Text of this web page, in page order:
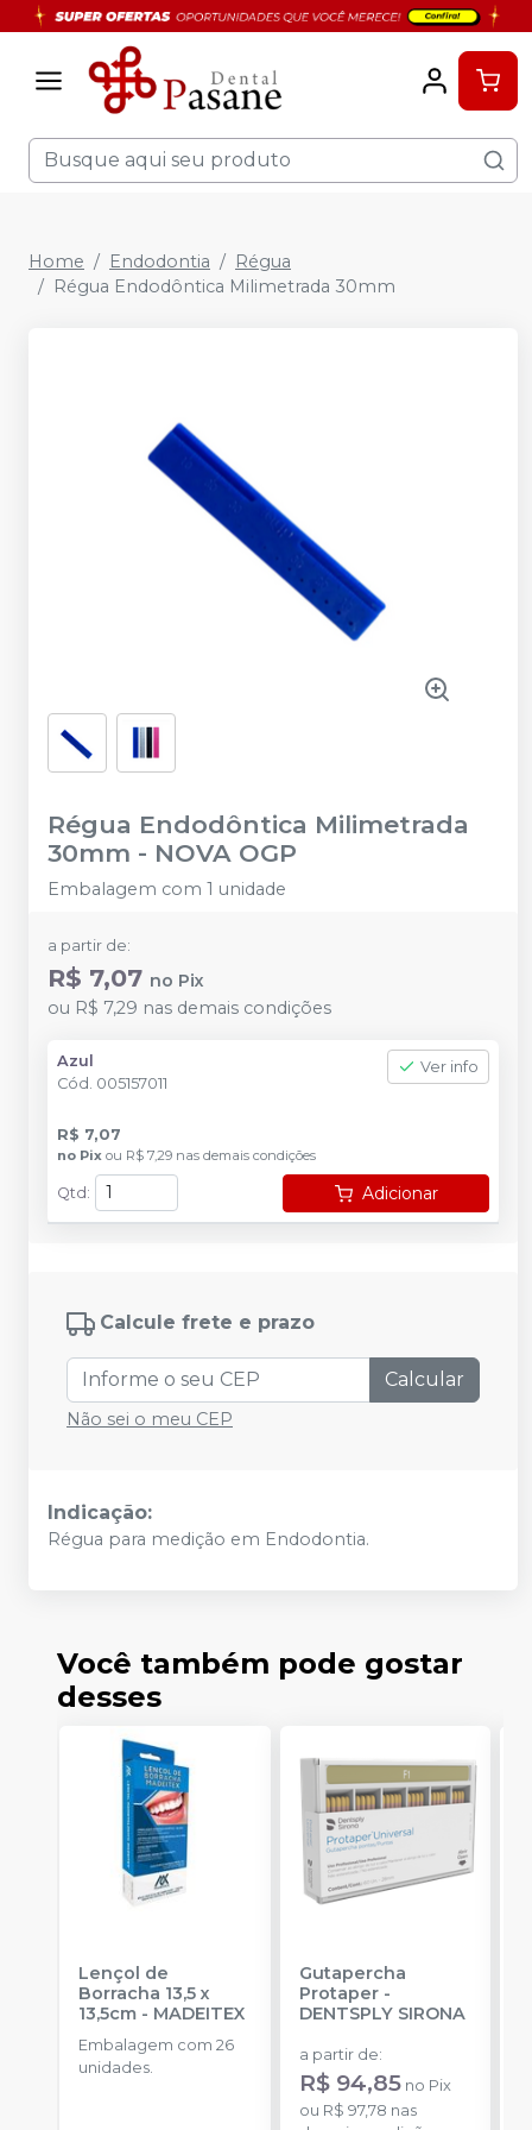
Home Endodontia
Régua
Régua Endodôntica Milimetrada 30mm
Régua Endodôntica Milimetrada
30mm - NOVA OGP
Embalagem com 1 unidade
a partir de:
R$ 7,07 no Pix
ou R$ 7,29 nas demais condições
Azul
Cód. 005157011
Ver info
R$ 7,07
no Pix ou R$ 7,29 nas demais condições
Qtd : Adicionar
Calcule frete e prazo
Calcular
Não sei o meu CEP
Indicação:
Régua para medição em Endodontia.
Você também pode gostar
desses
Lençol de
Borracha 13,5 x
13,5cm - MADEITEX
Embalagem com 26
unidades.
Gutapercha
Protaper-
DENTSPLY SIRONA
a partir de:
R$ 94,85 no Pix
ou R$ 97,78 nas